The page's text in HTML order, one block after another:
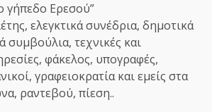
γήπεδο Ερεσού”
ελεγκτικά συνέδρια, δημοτικά
συμβούλια, τεχνικές και
φάκελος, υπογραφές,
γραφειοκρατία και εμείς στα
ραντεβού, πίεση..